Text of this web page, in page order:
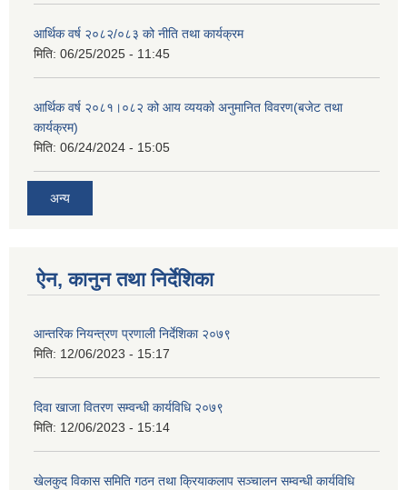
आर्थिक वर्ष २०८२/०८३ को नीति तथा कार्यक्रम
मिति: 06/25/2025 - 11:45
आर्थिक वर्ष २०८१।०८२ को आय व्ययको अनुमानित विवरण(बजेट तथा
कार्यक्रम)
मिति: 06/24/2024 - 15:05
अन्य
ऐन, कानुन तथा निर्देशिका
आन्तरिक नियन्त्रण प्रणाली निर्देशिका २०७९
मिति: 12/06/2023 - 15:17
दिवा खाजा वितरण सम्वन्धी कार्यविधि २०७९
मिति: 12/06/2023 - 15:14
खेलकुद विकास समिति गठन तथा क्रियाकलाप सञ्चालन सम्वन्धी कार्यविधि